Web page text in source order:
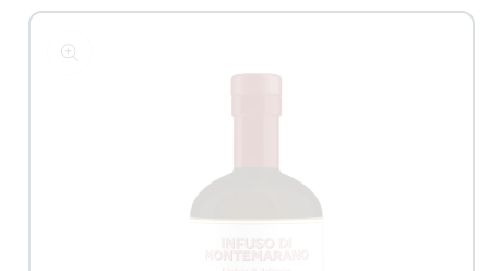
Passa alle
informazioni
sul prodotto